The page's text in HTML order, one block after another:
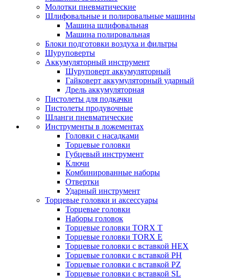
Молотки пневматические
Шлифовальные и полировальные машины
Машина шлифовальная
Машина полировальная
Блоки подготовки воздуха и фильтры
Шуруповерты
Аккумуляторный инструмент
Шуруповерт аккумуляторный
Гайковерт аккумуляторный ударный
Дрель аккумуляторная
Пистолеты для подкачки
Пистолеты продувочные
Шланги пневматические
Инструменты в ложементах
Головки с насадками
Торцевые головки
Губцевый инструмент
Ключи
Комбинированные наборы
Отвертки
Ударный инструмент
Торцевые головки и аксессуары
Торцевые головки
Наборы головок
Торцевые головки TORX T
Торцевые головки TORX Е
Торцевые головки с вставкой HEX
Торцевые головки с вставкой PH
Торцевые головки с вставкой PZ
Торцевые головки с вставкой SL